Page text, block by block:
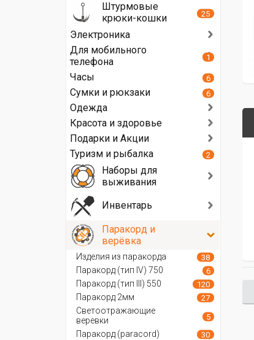
Штурмовые
крюки-кошки
25
Электроника
Для мобильного
телефона
1
Часы 6
Сумки и рюкзаки 6
Одежда
Красота и здоровье
Подарки и Акции
Туризм и рыбалка
2
Наборы для
выживания
Инвентарь
Паракорд и
верёвка
Изделия из паракорда 38
Паракорд (тип IV) 750 6
Паракорд (тип III) 550 120
Паракорд 2мм 27
Светоотражающие
веревки
5
Паракорд (paracord) 30